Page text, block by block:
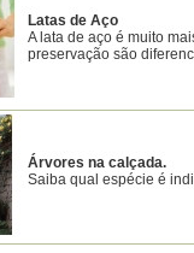
Latas de Aço
A lata de aço é muito
preservação são
Árvores na calçada.
Saiba qual espécie é